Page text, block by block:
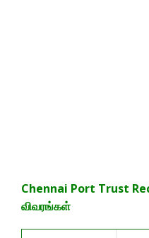
Chennai Port Trust
விவரங்கள்